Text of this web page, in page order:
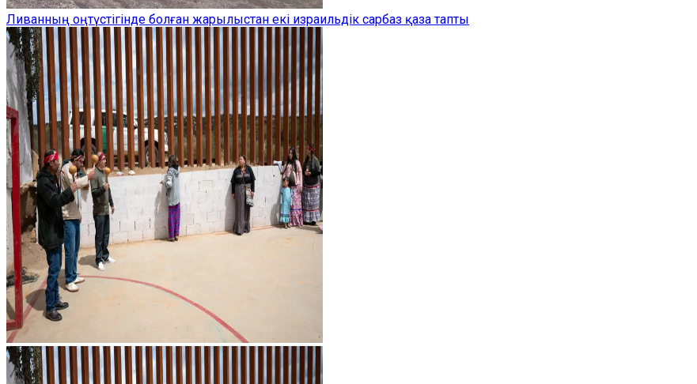
Ливанның оңтүстігінде болған жарылыстан екі израильдік сарбаз қаза тапты